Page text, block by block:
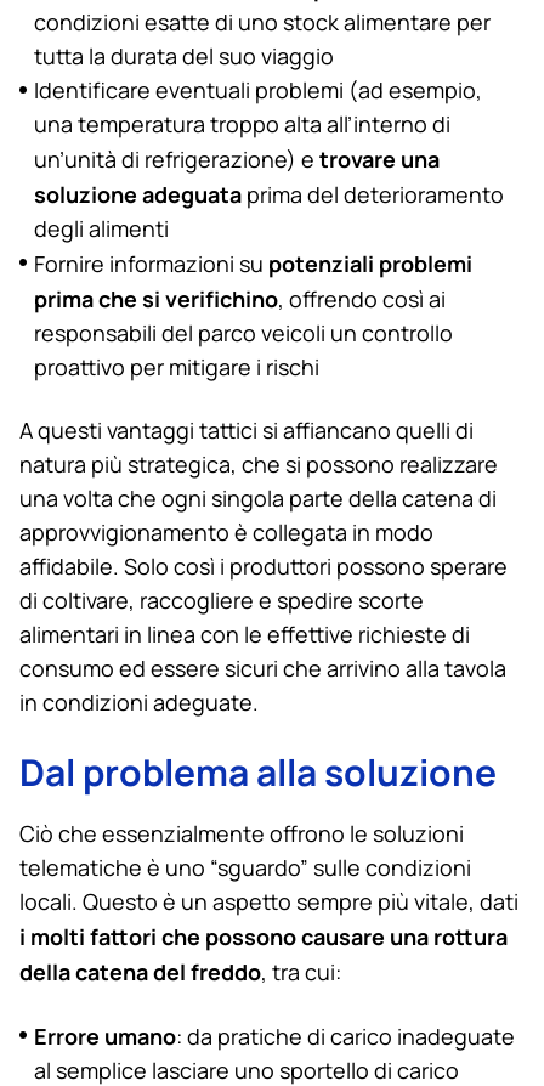
condizioni esatte di uno stock alimentare per
tutta la durata del suo viaggio
Identificare eventuali problemi (ad esempio,
una temperatura troppo alta all’interno di
un’unità di refrigerazione) e trovare una
soluzione adeguata prima del deterioramento
degli alimenti
Fornire informazioni su potenziali problemi
prima che si verifichino, offrendo così ai
responsabili del parco veicoli un controllo
proattivo per mitigare i rischi
A questi vantaggi tattici si affiancano quelli di
natura più strategica, che si possono realizzare
una volta che ogni singola parte della catena di
approvvigionamento è collegata in modo
affidabile. Solo così i produttori possono sperare
di coltivare, raccogliere e spedire scorte
alimentari in linea con le effettive richieste di
consumo ed essere sicuri che arrivino alla tavola
in condizioni adeguate.
Dal problema alla soluzione
Ciò che essenzialmente offrono le soluzioni
telematiche è uno “sguardo” sulle condizioni
locali. Questo è un aspetto sempre più vitale, dati
i molti fattori che possono causare una rottura
della catena del freddo, tra cui:
Errore umano: da pratiche di carico inadeguate
al semplice lasciare uno sportello di carico